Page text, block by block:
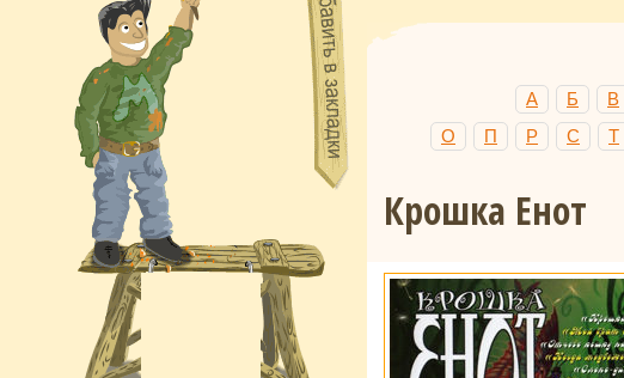
А Б В
О
П Р С Т
Крошка Енот